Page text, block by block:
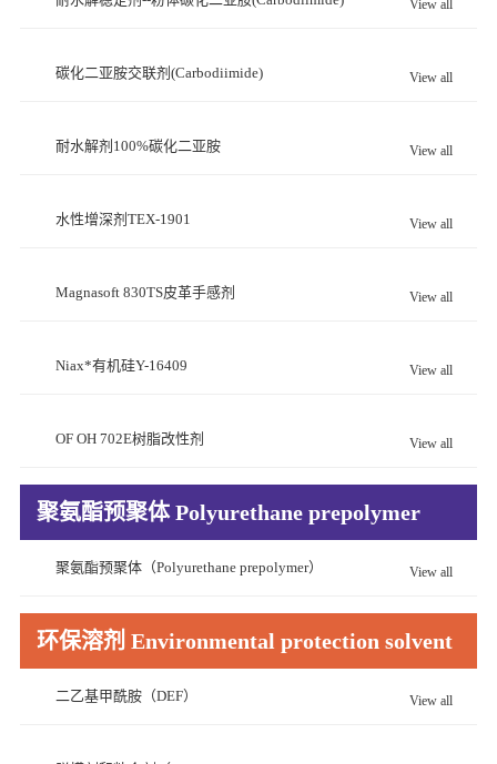
View all
碳化二亚胺交联剂(Carbodiimide) View all
耐水解剂100%碳化二亚胺 View all
水性增深剂TEX-1901 View all
Magnasoft 830TS皮革手感剂 View all
Niax*有机硅Y-16409 View all
OF OH 702E树脂改性剂 View all
聚氨酯预聚体 Polyurethane prepolymer
聚氨酯预聚体（Polyurethane prepolymer） View all
环保溶剂 Environmental protection solvent
二乙基甲酰胺（DEF） View all